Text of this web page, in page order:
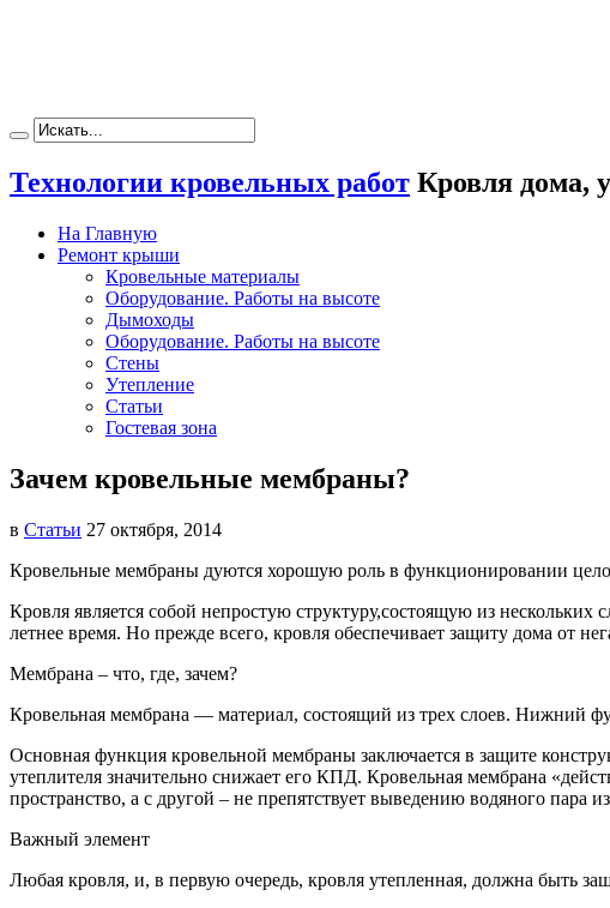
Технологии кровельных работ Кровля дома,
На Главную
Ремонт крыши
Кровельные материалы
Оборудование. Работы на высоте
Дымоходы
Оборудование. Работы на высоте
Стены
Утепление
Статьи
Гостевая зона
Зачем кровельные мембраны?
в Статьи 27 октября, 2014
Кровельные мембраны дуются хорошую роль в функционировании
Кровля является собой непростую структуру,состоящую из нескольких
летнее время. Но прежде всего, кровля обеспечивает защиту дома от
Мембрана – что, где, зачем?
Кровельная мембрана — материал, состоящий из трех слоев. Нижний
Основная функция кровельной мембраны заключается в защите
утеплителя значительно снижает его КПД. Кровельная мембрана
пространство, а с другой – не препятствует выведению водяного пара
Важный элемент
Любая кровля, и, в первую очередь, кровля утепленная, должна быть